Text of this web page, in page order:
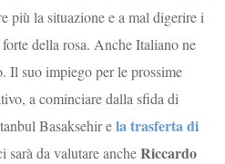
più la situazione e a mal digerire i
della rosa. Anche Italiano ne
Il suo impiego per le prossime
a cominciare dalla sfida di
Basaksehir ela trasferta di
sarà da valutare ancheRiccardo